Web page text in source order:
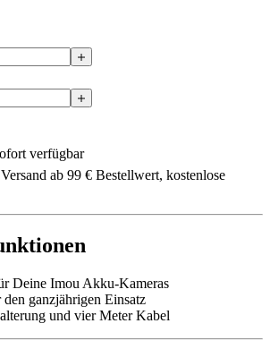
verfügbar
ab 99 € Bestellwert, kostenlose
Deine Imou Akku-Kameras
ganzjährigen Einsatz
und vier Meter Kabel